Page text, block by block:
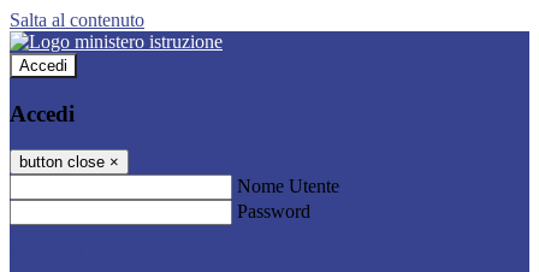
Salta al contenuto
Accedi
Accedi
button close ×
Nome Utente
Password